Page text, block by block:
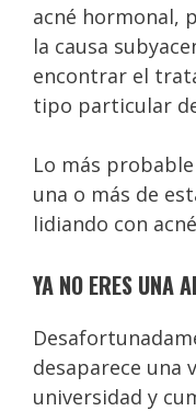
acné hormonal,
la causa
encontrar el
tipo particular
Lo más
una o más de
lidiando con
YA NO ERES UNA
desaparece una
universidad y